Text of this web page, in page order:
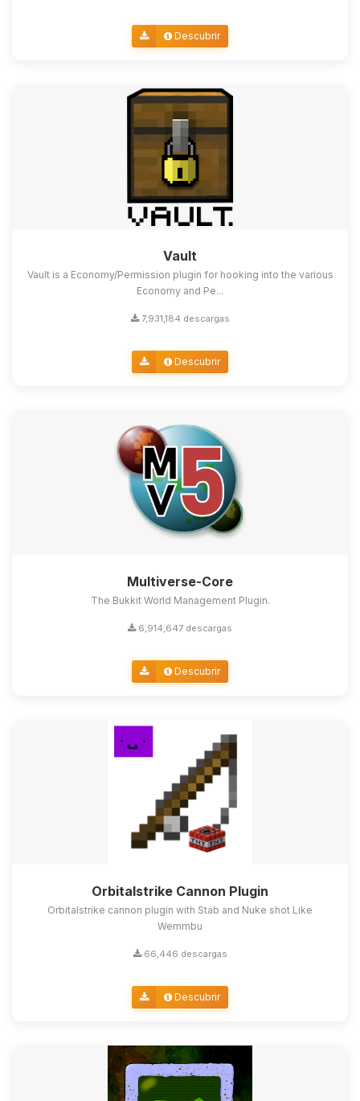
Descubrir
Vault
Vault is a Economy/Permission plugin for hooking into the various
Economy and Pe...
7,931,184 descargas
Descubrir
Multiverse-Core
The Bukkit World Management Plugin.
6,914,647 descargas
Descubrir
Orbitalstrike Cannon Plugin
Orbitalstrike cannon plugin with Stab and Nuke shot Like
Wemmbu
66,446 descargas
Descubrir